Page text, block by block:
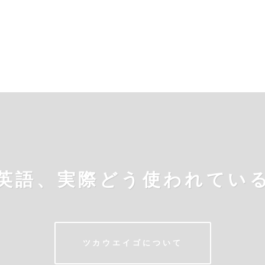
語、実際どう使われてい
ツカウエイゴについて